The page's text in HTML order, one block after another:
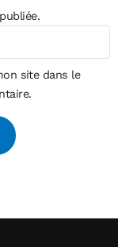
site dans le